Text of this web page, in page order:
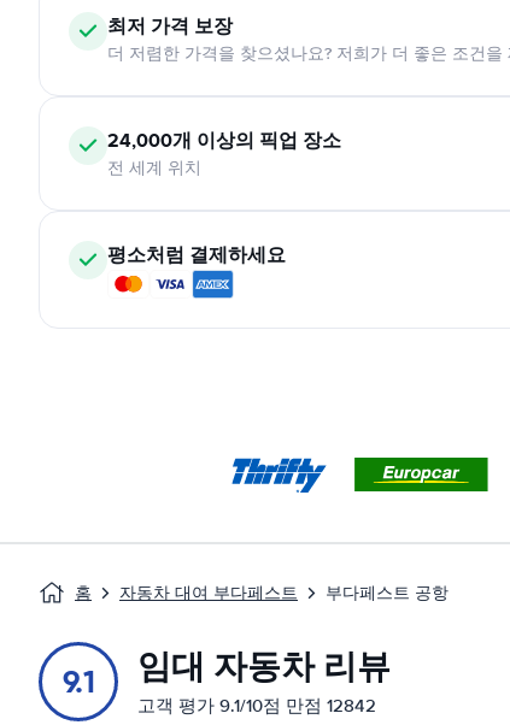
최저 가격 보장
더 저렴한 가격을 찾으셨나요? 저희가 더 좋은 조건을
24,000개 이상의 픽업 장소
전 세계 위치
평소처럼 결제하세요
홈 자동차 대여 부다페스트 부다페스트 공항
9.1 임대 자동차 리뷰
고객 평가 9.1/10점 만점 12842